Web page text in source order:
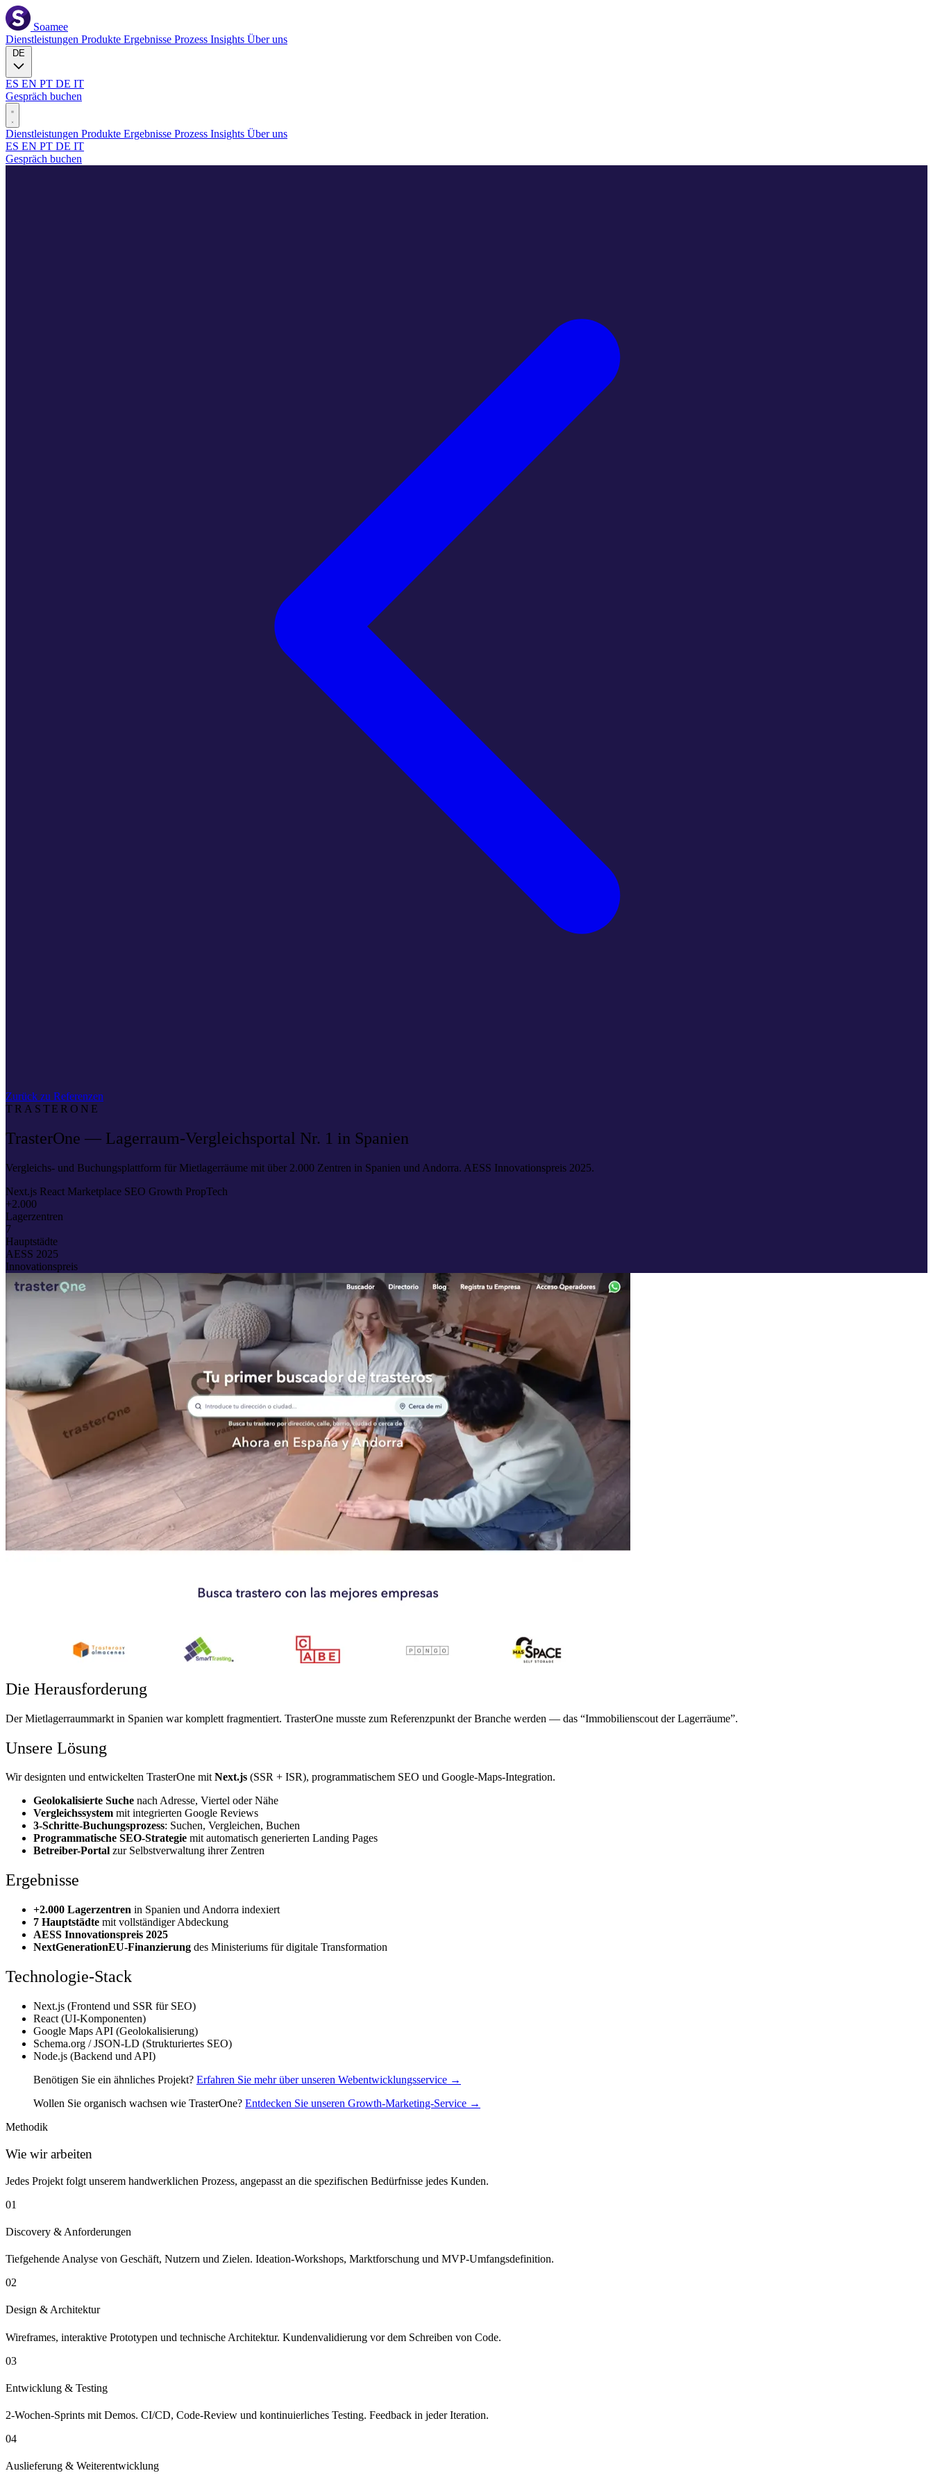
Soamee
Dienstleistungen Produkte Ergebnisse Prozess Insights Über uns
ES EN PT DE IT
Gespräch buchen
Dienstleistungen Produkte Ergebnisse Prozess Insights Über uns
ES EN PT DE IT
Gespräch buchen
Zurück zu Referenzen
TRASTERONE
TrasterOne — Lagerraum-Vergleichsportal Nr. 1 in Spanien
Vergleichs- und Buchungsplattform für Mietlagerräume mit über 2.000 Zentren in Spanien und Andorra. AESS Innovationspreis 2025.
Next.js React Marketplace SEO Growth PropTech
+2.000
Lagerzentren
7
Hauptstädte
AESS 2025
Innovationspreis
Die Herausforderung
Der Mietlagerraummarkt in Spanien war komplett fragmentiert. TrasterOne musste zum Referenzpunkt der Branche werden — das “Immobilienscout der Lagerräume”.
Unsere Lösung
Wir designten und entwickelten TrasterOne mitNext.js (SSR + ISR), programmatischem SEO und Google-Maps-Integration.
Geolokalisierte Suche nach Adresse, Viertel oder Nähe
Vergleichssystem mit integrierten Google Reviews
3-Schritte-Buchungsprozess: Suchen, Vergleichen, Buchen
Programmatische SEO-Strategie mit automatisch generierten Landing Pages
Betreiber-Portal zur Selbstverwaltung ihrer Zentren
Ergebnisse
+2.000 Lagerzentren in Spanien und Andorra indexiert
7 Hauptstädte mit vollständiger Abdeckung
AESS Innovationspreis 2025
NextGenerationEU-Finanzierung des Ministeriums für digitale Transformation
Technologie-Stack
Next.js (Frontend und SSR für SEO)
React (UI-Komponenten)
Google Maps API (Geolokalisierung)
Schema.org / JSON-LD (Strukturiertes SEO)
Node.js (Backend und API)
Benötigen Sie ein ähnliches Projekt? Erfahren Sie mehr über unseren Webentwicklungsservice →
Wollen Sie organisch wachsen wie TrasterOne? Entdecken Sie unseren Growth-Marketing-Service →
Methodik
Wie wir arbeiten
Jedes Projekt folgt unserem handwerklichen Prozess, angepasst an die spezifischen Bedürfnisse jedes Kunden.
01
Discovery & Anforderungen
Tiefgehende Analyse von Geschäft, Nutzern und Zielen. Ideation-Workshops, Marktforschung und MVP-Umfangsdefinition.
02
Design & Architektur
Wireframes, interaktive Prototypen und technische Architektur. Kundenvalidierung vor dem Schreiben von Code.
03
Entwicklung & Testing
2-Wochen-Sprints mit Demos. CI/CD, Code-Review und kontinuierliches Testing. Feedback in jeder Iteration.
04
Auslieferung & Weiterentwicklung